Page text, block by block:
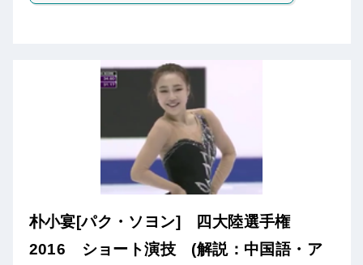
朴小宴[パク・ソヨン] 四大陸選手権
2016 ショート演技 (解説：中国語・ア